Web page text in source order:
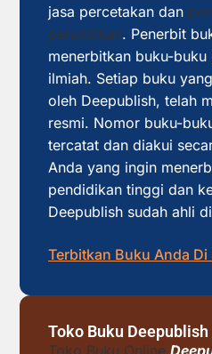
jasa percetakan dan
pendidikan. Penerbit
menerbitkan buku-
ilmiah. Setiap buku
oleh Deepublish, telah
resmi. Nomor buku-
tercatat dan diakui
Anda yang ingin
pendidikan tinggi dan
Deepublish sudah ahli
Terbitkan Buku Anda
Toko Buku Deepublish